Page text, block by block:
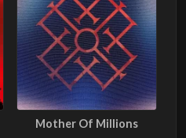
Mother Of Millions